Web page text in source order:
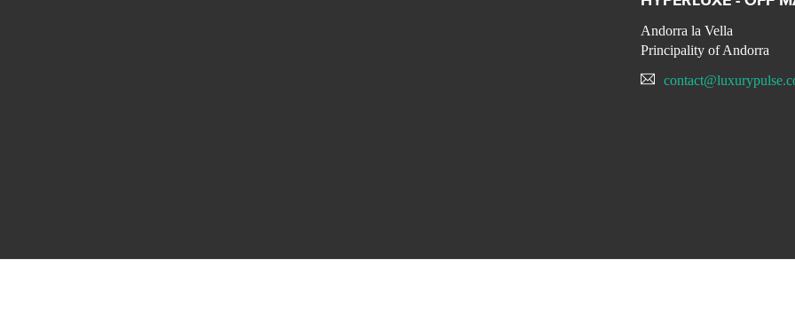
Andorra la Vella
Principality of Andorra